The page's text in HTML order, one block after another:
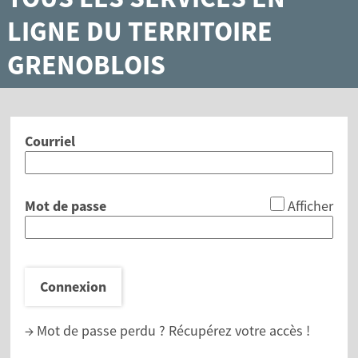
LIGNE DU TERRITOIRE
GRENOBLOIS
Courriel
Mot de passe Afficher
Connexion
→ Mot de passe perdu ? Récupérez votre accès !